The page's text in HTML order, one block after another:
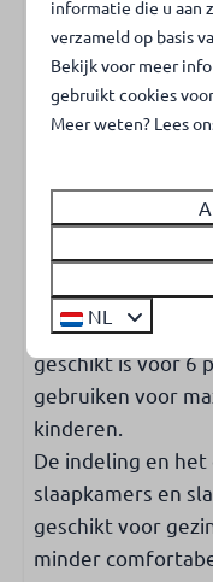
Terrasmeubilair
Ligstoelen
Openbare
Sport- en
Oplaadpunt
- Parkeren kan op
het park. Direct
- Er is 1 huisdier
(Op aanvraag zijn
brandblusser
Belkmerduinen
kinderen en
comfortabel
geschikt is voor 6
gebruiken voor
kinderen.
De indeling en
slaapkamers en
geschikt voor
minder
informatie die u aan
verzameld op basis
Bekijk voor meer
gebruikt cookies
Meer weten? Lees
NL